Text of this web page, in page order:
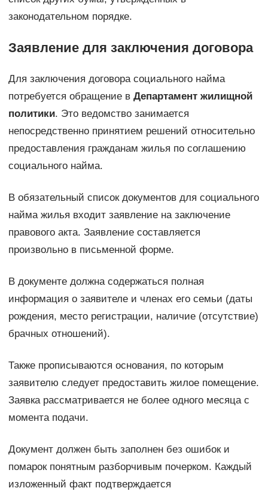
законодательном порядке.
Заявление для заключения договора
Для заключения договора социального найма
потребуется обращение в Департамент жилищной
политики. Это ведомство занимается
непосредственно принятием решений относительно
предоставления гражданам жилья по соглашению
социального найма.
В обязательный список документов для социального
найма жилья входит заявление на заключение
правового акта. Заявление составляется
произвольно в письменной форме.
В документе должна содержаться полная
информация о заявителе и членах его семьи (даты
рождения, место регистрации, наличие (отсутствие)
брачных отношений).
Также прописываются основания, по которым
заявителю следует предоставить жилое помещение.
Заявка рассматривается не более одного месяца с
момента подачи.
Документ должен быть заполнен без ошибок и
помарок понятным разборчивым почерком. Каждый
изложенный факт подтверждается